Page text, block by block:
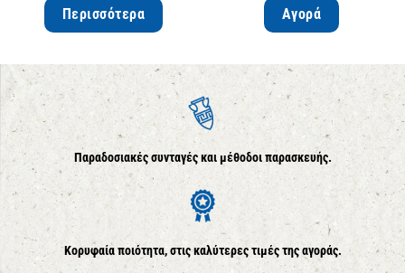
Περισσότερα Αγορά
Παραδοσιακές συνταγές και μέθοδοι παρασκευής.
Κορυφαία ποιότητα, στις καλύτερες τιμές της αγοράς.